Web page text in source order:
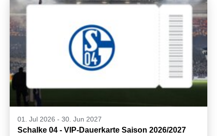
01. Jul 2026 - 30. Jun 2027
Schalke 04 - VIP-Dauerkarte Saison 2026/2027